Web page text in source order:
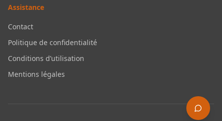
Assistance
Contact
Politique de confidentialité
Conditions d’utilisation
Mentions légales